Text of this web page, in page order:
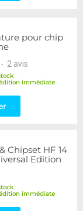
pour chip
- 2 avis
immédiate
Chipset HF 14
Edition
immédiate